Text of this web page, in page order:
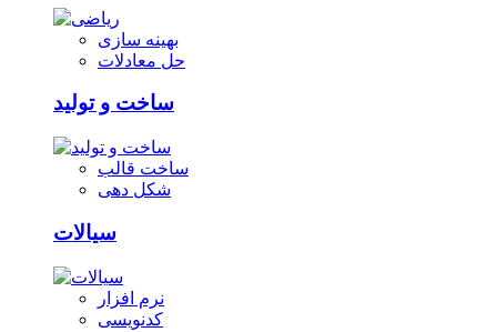
بهینه سازی
حل معادلات
ساخت و تولید
ساخت قالب
شکل دهی
سیالات
نرم افزار
کدنویسی